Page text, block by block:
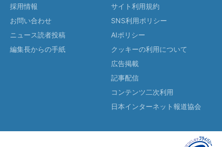
採用情報
お問い合わせ
ニュース読者投稿
編集長からの手紙
サイト利用規約
SNS利用ポリシー
AIポリシー
クッキーの利用について
広告掲載
記事配信
コンテンツ二次利用
日本インターネット報道協会